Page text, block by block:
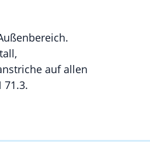
auf allen
71.3.